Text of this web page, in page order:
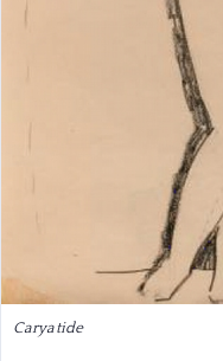
Caryatide